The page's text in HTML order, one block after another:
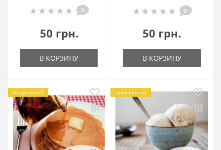
0
50 грн.
В КОРЗИНУ
0
50 грн.
В КОРЗИНУ
Популярный Популярный